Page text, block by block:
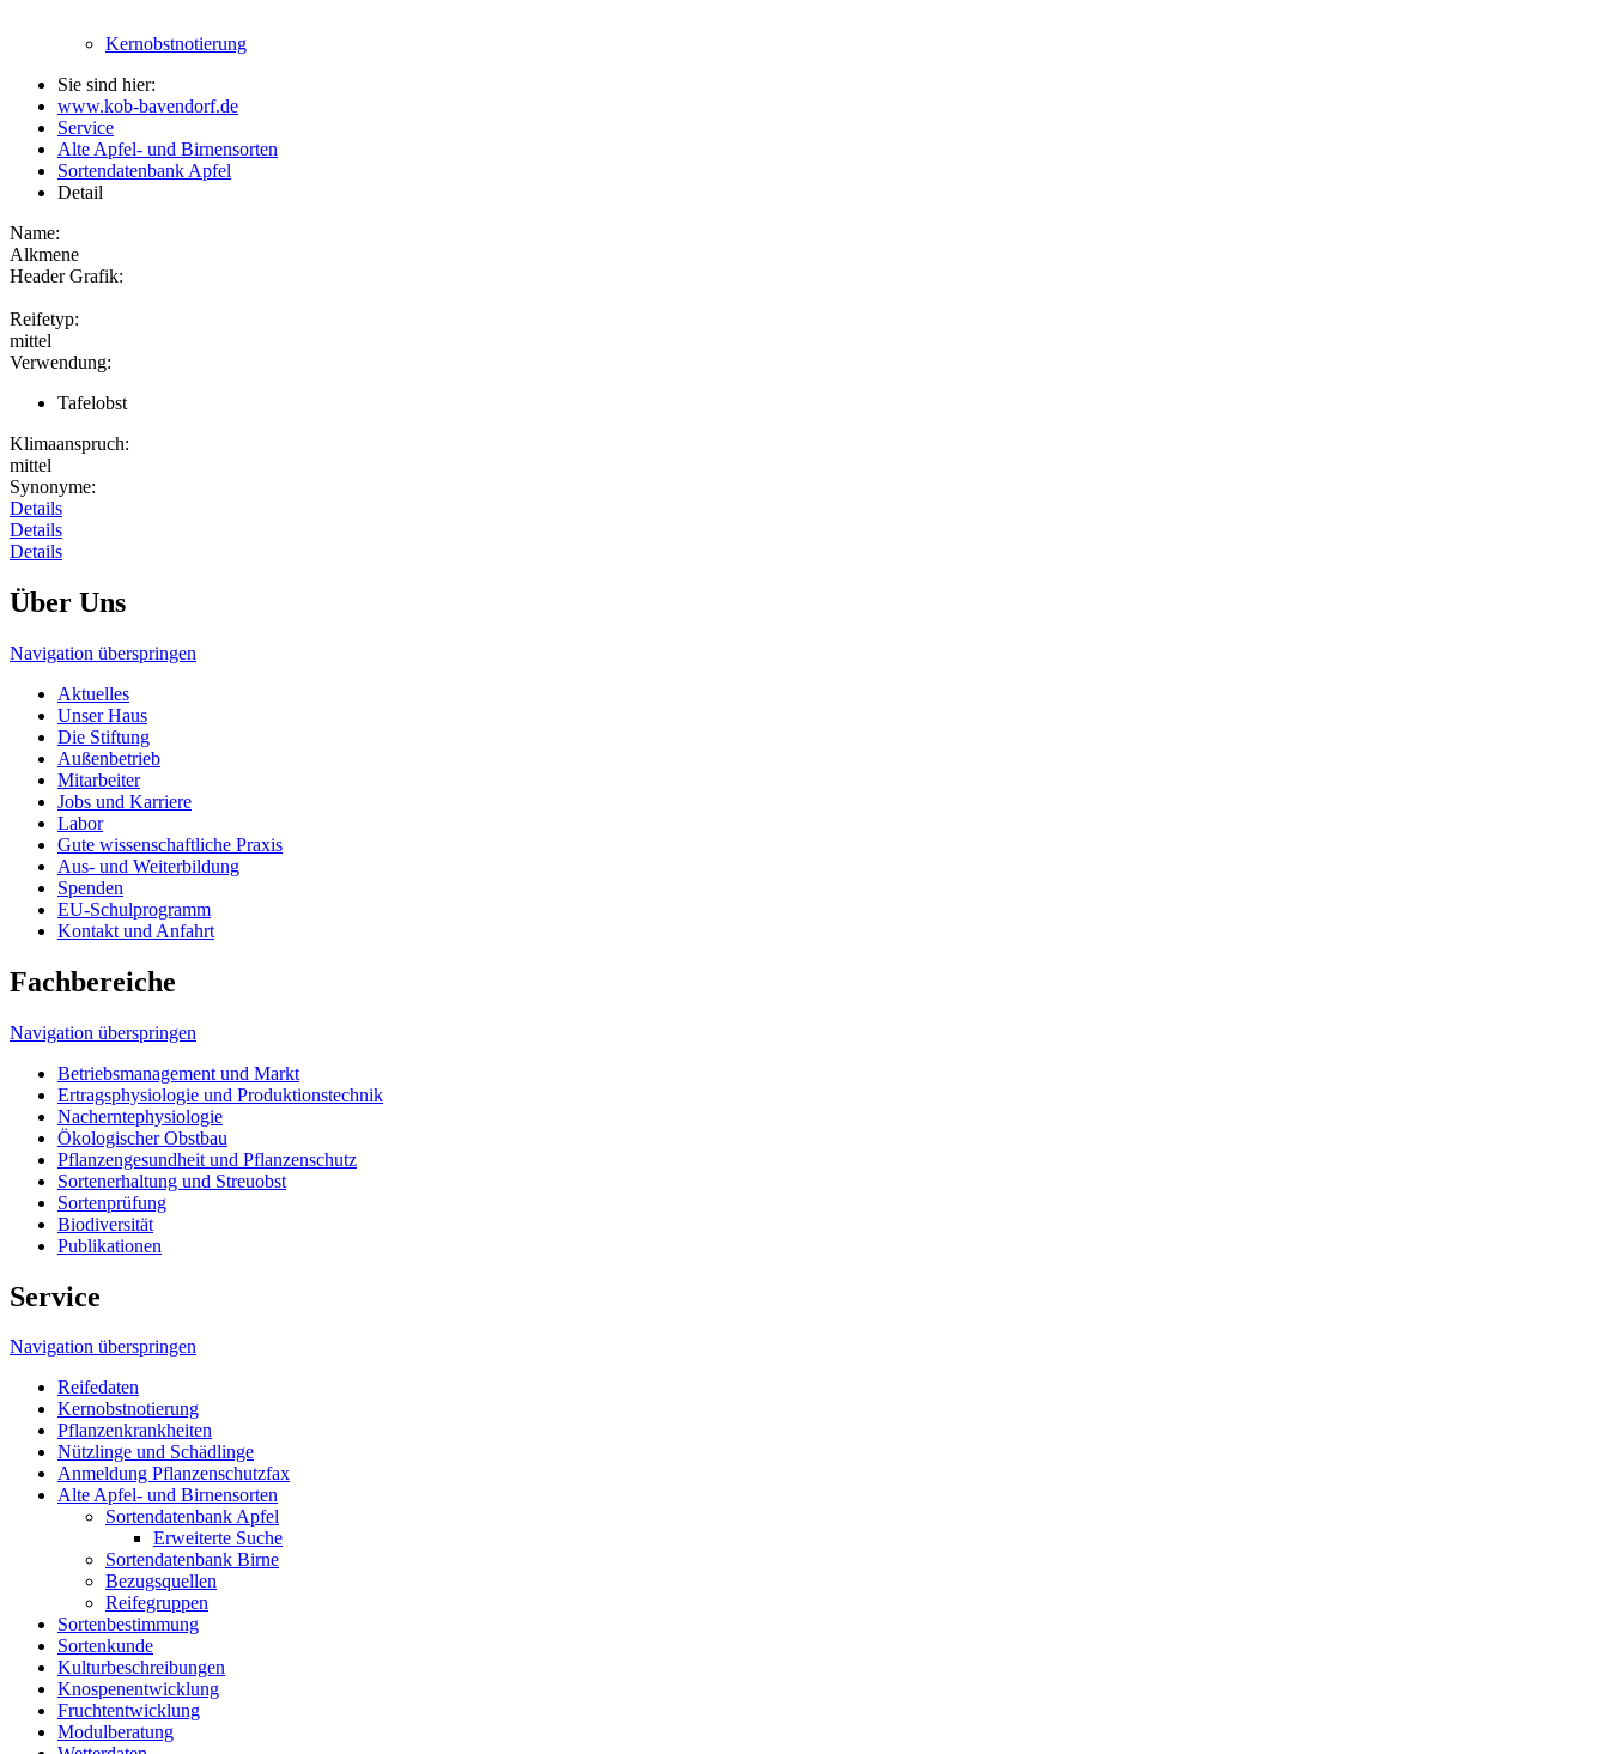
Kernobstnotierung
Sie sind hier:
www.kob-bavendorf.de
Service
Alte Apfel- und Birnensorten
Sortendatenbank Apfel
Detail
Name:
Alkmene
Header Grafik:
Reifetyp:
mittel
Verwendung:
Tafelobst
Klimaanspruch:
mittel
Synonyme:
Details
Details
Details
Über Uns
Navigation überspringen
Aktuelles
Unser Haus
Die Stiftung
Außenbetrieb
Mitarbeiter
Jobs und Karriere
Labor
Gute wissenschaftliche Praxis
Aus- und Weiterbildung
Spenden
EU-Schulprogramm
Kontakt und Anfahrt
Fachbereiche
Navigation überspringen
Betriebsmanagement und Markt
Ertragsphysiologie und Produktionstechnik
Nacherntephysiologie
Ökologischer Obstbau
Pflanzengesundheit und Pflanzenschutz
Sortenerhaltung und Streuobst
Sortenprüfung
Biodiversität
Publikationen
Service
Navigation überspringen
Reifedaten
Kernobstnotierung
Pflanzenkrankheiten
Nützlinge und Schädlinge
Anmeldung Pflanzenschutzfax
Alte Apfel- und Birnensorten
Sortendatenbank Apfel
Erweiterte Suche
Sortendatenbank Birne
Bezugsquellen
Reifegruppen
Sortenbestimmung
Sortenkunde
Kulturbeschreibungen
Knospenentwicklung
Fruchtentwicklung
Modulberatung